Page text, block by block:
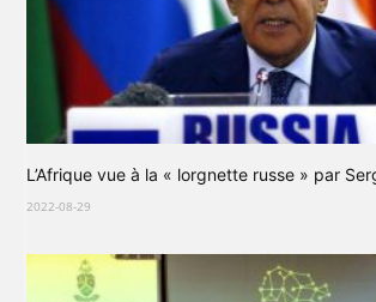
L’Afrique vue à la « lorgnette russe » par
2022-08-29